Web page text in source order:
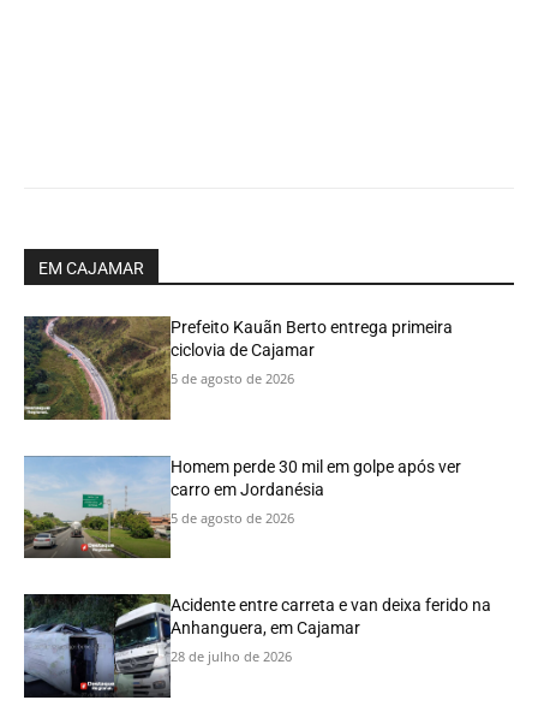
EM CAJAMAR
Prefeito Kauãn Berto entrega primeira
ciclovia de Cajamar
5 de agosto de 2026
Homem perde 30 mil em golpe após ver
carro em Jordanésia
5 de agosto de 2026
Acidente entre carreta e van deixa ferido na
Anhanguera, em Cajamar
28 de julho de 2026